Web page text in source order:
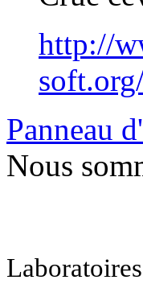
http://
Panneau
Nous